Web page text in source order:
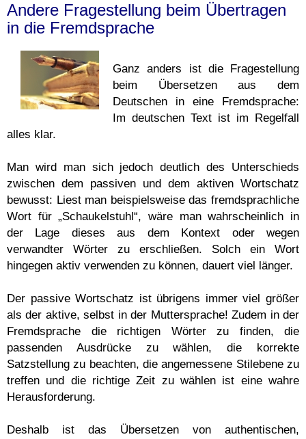
Andere Fragestellung beim Übertragen
in die Fremdsprache
Ganz anders ist die Fragestellung
beim Übersetzen aus dem
Deutschen in eine Fremdsprache:
Im deutschen Text ist im Regelfall
alles klar.
Man wird man sich jedoch deutlich des Unterschieds
zwischen dem passiven und dem aktiven Wortschatz
bewusst: Liest man beispielsweise das fremdsprachliche
Wort für „Schaukelstuhl“, wäre man wahrscheinlich in
der Lage dieses aus dem Kontext oder wegen
verwandter Wörter zu erschließen. Solch ein Wort
hingegen aktiv verwenden zu können, dauert viel länger.
Der passive Wortschatz ist übrigens immer viel größer
als der aktive, selbst in der Muttersprache! Zudem in der
Fremdsprache die richtigen Wörter zu finden, die
passenden Ausdrücke zu wählen, die korrekte
Satzstellung zu beachten, die angemessene Stilebene zu
treffen und die richtige Zeit zu wählen ist eine wahre
Herausforderung.
Deshalb ist das Übersetzen von authentischen,